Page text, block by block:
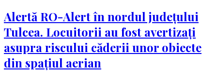
monitorizate
de
autoritățile
sanitar-
veterinare
Alertă RO-Alert în nordul județului
Tulcea. Locuitorii au fost avertizați
asupra riscului căderii unor obiecte
din spațiul aerian